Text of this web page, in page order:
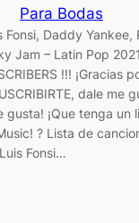
Para Bodas
Fonsi, Daddy Yankee,
Jam – Latin Pop 2021
!!! ¡Gracias
dale me
gusta! ¡Que tenga un
? Lista de
Fonsi…